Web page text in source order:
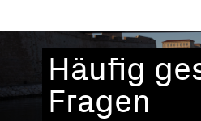
Häufig
Fragen